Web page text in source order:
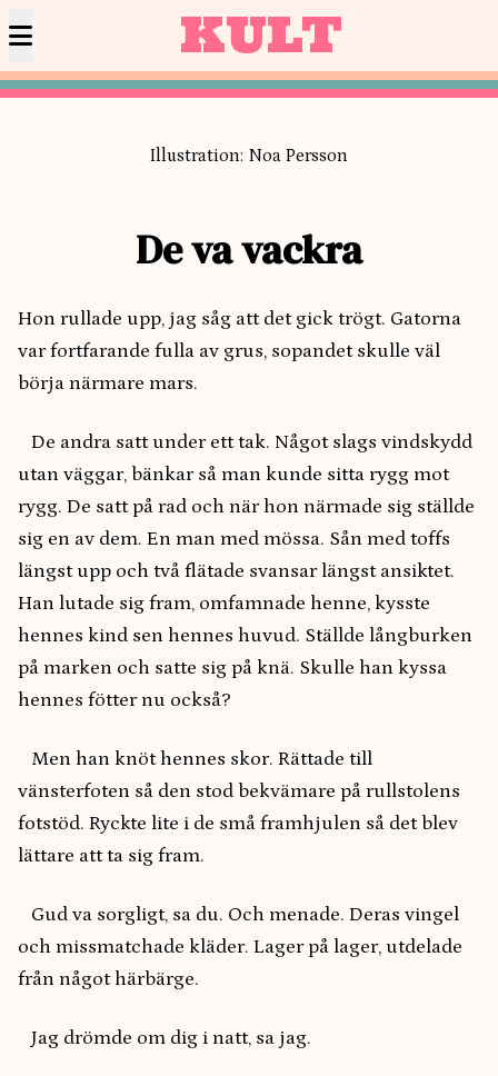
KULT
Illustration: Noa Persson
De va vackra
Hon rullade upp, jag såg att det gick trögt. Gatorna
var fortfarande fulla av grus, sopandet skulle väl
börja närmare mars.
De andra satt under ett tak. Något slags vindskydd
utan väggar, bänkar så man kunde sitta rygg mot
rygg. De satt på rad och när hon närmade sig ställde
sig en av dem. En man med mössa. Sån med toffs
längst upp och två flätade svansar längst ansiktet.
Han lutade sig fram, omfamnade henne, kysste
hennes kind sen hennes huvud. Ställde långburken
på marken och satte sig på knä. Skulle han kyssa
hennes fötter nu också?
Men han knöt hennes skor. Rättade till
vänsterfoten så den stod bekvämare på rullstolens
fotstöd. Ryckte lite i de små framhjulen så det blev
lättare att ta sig fram.
Gud va sorgligt, sa du. Och menade. Deras vingel
och missmatchade kläder. Lager på lager, utdelade
från något härbärge.
Jag drömde om dig i natt, sa jag.